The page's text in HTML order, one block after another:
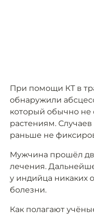
При помощи КТ в
обнаружили
который обычно не
растениям.
раньше не
Мужчина прошёл
лечения.
у индийца никаких
болезни.
Как полагают